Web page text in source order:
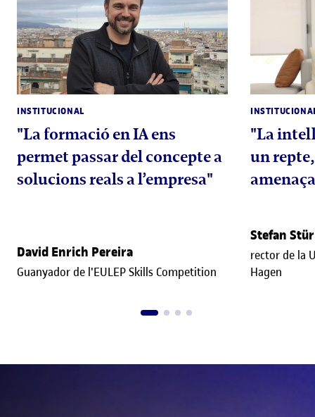
INSTITUCIONAL
"La formació en IA ens
permet passar del concepte a
solucions reals a l’empresa"
David Enrich Pereira
Guanyador de l'EULEP Skills Competition
"La
un
Stefan
rector de la
Hagen